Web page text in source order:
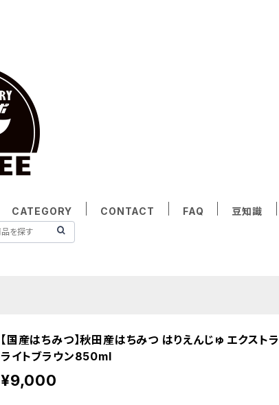
CATEGORY CONTACT FAQ
豆知識
【国産はちみつ】秋田産はちみつ はりえんじゅ エクストラ
ライトブラウン850ml
¥9,000